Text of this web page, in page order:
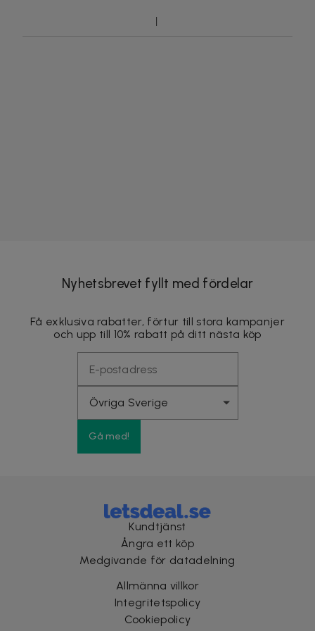
Nyhetsbrevet fyllt med fördelar
Få exklusiva rabatter, förtur till stora kampanjer
och upp till 10% rabatt på ditt nästa köp
Gå med!
Kundtjänst
Ångra ett köp
Medgivande för datadelning
Allmänna villkor
Integritetspolicy
Cookiepolicy